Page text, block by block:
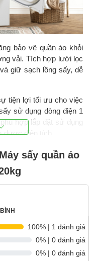
bảo vệ quần áo khỏi
vải. Tích hợp lưới lọc
giữ sạch lồng sấy, dễ
tiện lợi tối ưu cho việc
sử dụng dòng điện 1
hợp lắp đặt sử dụng
được diện tích.
sử dụng
lý tuần hoàn tự nhiên
lồng sấy. Khí nóng
qua hệ thống ống thông
nhẹ nhàng và tiết
sấy quần áo
100% | 1 đánh giá
0% | 0 đánh giá
0% | 0 đánh giá